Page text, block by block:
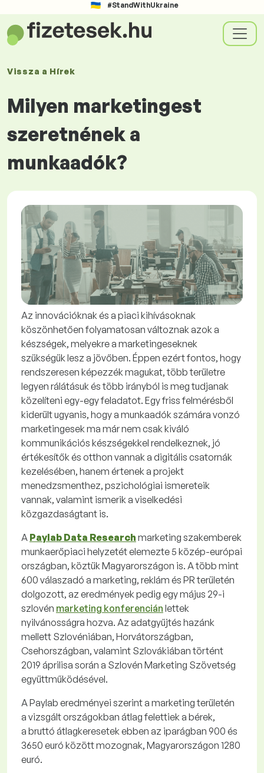
#StandWithUkraine
Vissza a Hírek
Milyen marketingest
szeretnének a
munkaadók?
Az innovációknak és a piaci kihívásoknak
köszönhetően folyamatosan változnak azok a
készségek, melyekre a marketingeseknek
szükségük lesz a jövőben. Éppen ezért fontos, hogy
rendszeresen képezzék magukat, több területre
legyen rálátásuk és több irányból is meg tudjanak
közelíteni egy-egy feladatot. Egy friss felmérésből
kiderült ugyanis, hogy a munkaadók számára vonzó
marketingesek ma már nem csak kiváló
kommunikációs készségekkel rendelkeznek, jó
értékesítők és otthon vannak a digitális csatornák
kezelésében, hanem értenek a projekt
menedzsmenthez, pszichológiai ismereteik
vannak, valamint ismerik a viselkedési
közgazdaságtant is.
A Paylab Data Research marketing szakemberek
munkaerőpiaci helyzetét elemezte 5 közép-európai
országban, köztük Magyarországon is. A több mint
600 válaszadó a marketing, reklám és PR területén
dolgozott, az eredmények pedig egy május 29-i
szlovén marketing konferencián lettek
nyilvánosságra hozva. Az adatgyűjtés hazánk
mellett Szlovéniában, Horvátországban,
Csehországban, valamint Szlovákiában történt
2019 áprilisa során a Szlovén Marketing Szövetség
együttműködésével.
A Paylab eredményei szerint a marketing területén
a vizsgált országokban átlag felettiek a bérek,
a bruttó átlagkeresetek ebben az iparágban 900 és
3650 euró között mozognak, Magyarországon 1280
euró.